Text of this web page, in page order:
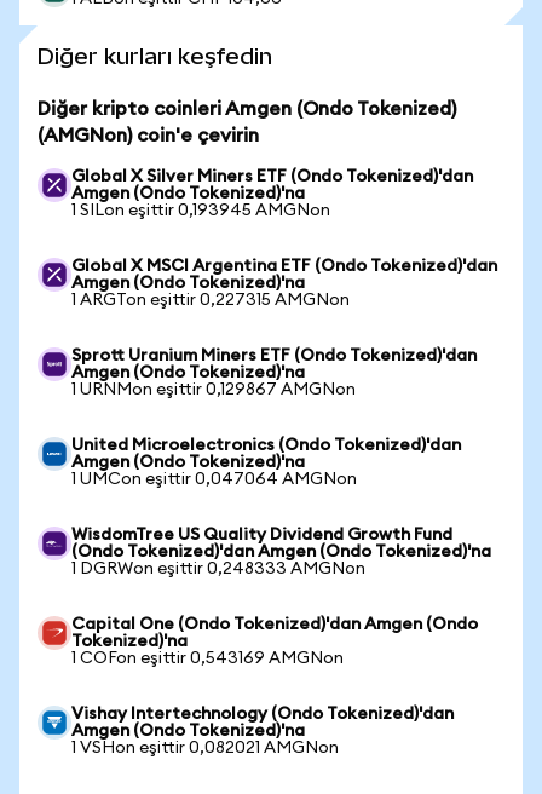
Diğer kurları keşfedin
Diğer kripto coinleri Amgen (Ondo Tokenized)
(AMGNon) coin'e çevirin
Global X Silver Miners ETF (Ondo Tokenized)'dan
Amgen (Ondo Tokenized)'na
1 SILon eşittir 0,193945 AMGNon
Global X MSCI Argentina ETF (Ondo Tokenized)'dan
Amgen (Ondo Tokenized)'na
1 ARGTon eşittir 0,227315 AMGNon
Sprott Uranium Miners ETF (Ondo Tokenized)'dan
Amgen (Ondo Tokenized)'na
1 URNMon eşittir 0,129867 AMGNon
United Microelectronics (Ondo Tokenized)'dan
Amgen (Ondo Tokenized)'na
1 UMCon eşittir 0,047064 AMGNon
WisdomTree US Quality Dividend Growth Fund
(Ondo Tokenized)'dan Amgen (Ondo Tokenized)'na
1 DGRWon eşittir 0,248333 AMGNon
Capital One (Ondo Tokenized)'dan Amgen (Ondo
Tokenized)'na
1 COFon eşittir 0,543169 AMGNon
Vishay Intertechnology (Ondo Tokenized)'dan
Amgen (Ondo Tokenized)'na
1 VSHon eşittir 0,082021 AMGNon